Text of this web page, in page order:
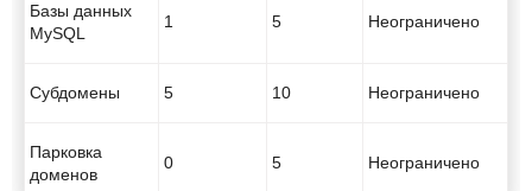
Базы данных
MySQL
1 5 Неограничено
Субдомены 5 10 Неограничено
Парковка
доменов
0 5 Неограничено